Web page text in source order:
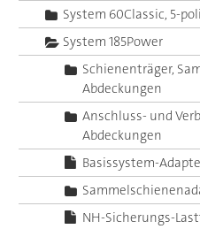
System 60Classic, 5-
System 185Power
Schienenträger,
Abdeckungen
Anschluss- und
Abdeckungen
Basissystem-
NH-Sicherungs-